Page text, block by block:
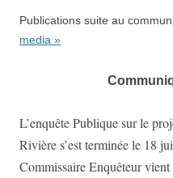
Publications suite au
media »
L’enquête Publique sur le
Rivière s’est terminée le 18
Commissaire Enquêteur